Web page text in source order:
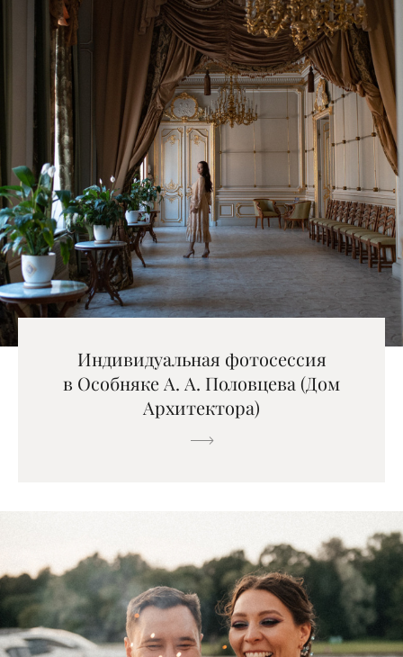
Индивидуальная фотосессия
в Особняке А. А. Половцева (Дом
Архитектора)